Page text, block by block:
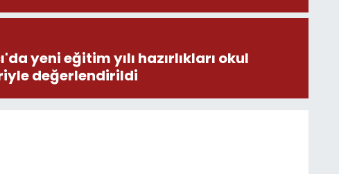
yeni eğitim yılı hazırlıkları okul
değerlendirildi